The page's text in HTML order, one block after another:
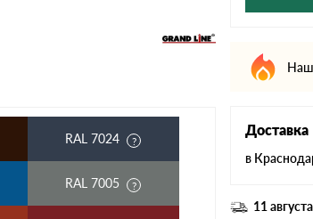
RAL 7024
RAL 7005
Доставка
в
11 августа